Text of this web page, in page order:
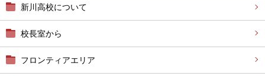
新川高校について
校長室から
フロンティアエリア